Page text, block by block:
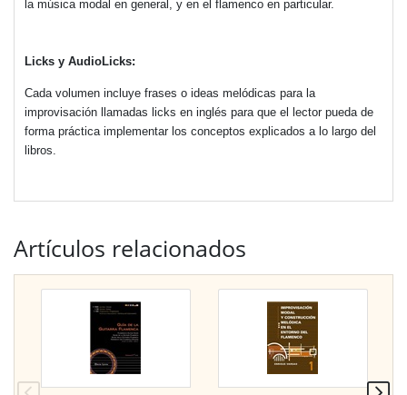
la música modal en general, y en el flamenco en particular.
Licks y AudioLicks:
Cada volumen incluye frases o ideas melódicas para la
improvisación llamadas licks en inglés para que el lector pueda de
forma práctica implementar los conceptos explicados a lo largo del
libros.
Artículos relacionados